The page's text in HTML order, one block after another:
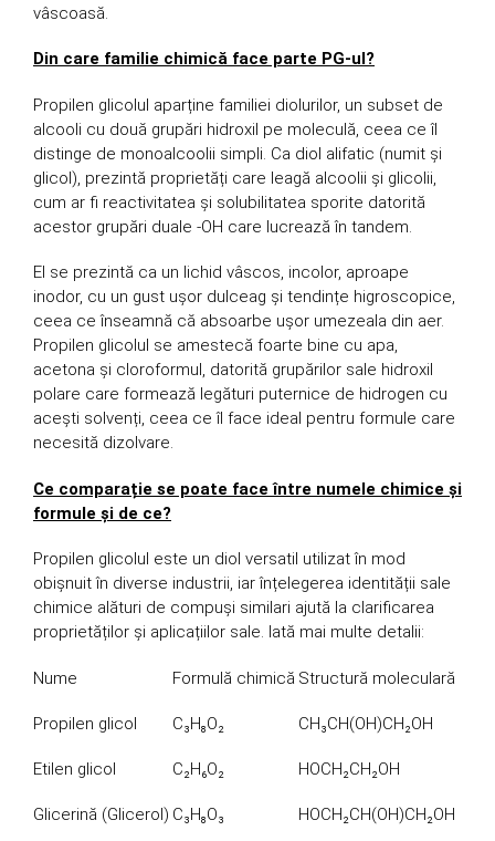
vâscoasă.
Din care familie chimică face parte PG-ul?
Propilen glicolul aparține familiei diolurilor, un subset de
alcooli cu două grupări hidroxil pe moleculă, ceea ce îl
distinge de monoalcoolii simpli. Ca diol alifatic (numit și
glicol), prezintă proprietăți care leagă alcoolii și glicolii,
cum ar fi reactivitatea și solubilitatea sporite datorită
acestor grupări duale -OH care lucrează în tandem.
El se prezintă ca un lichid vâscos, incolor, aproape
inodor, cu un gust ușor dulceag și tendințe higroscopice,
ceea ce înseamnă că absoarbe ușor umezeala din aer.
Propilen glicolul se amestecă foarte bine cu apa,
acetona și cloroformul, datorită grupărilor sale hidroxil
polare care formează legături puternice de hidrogen cu
acești solvenți, ceea ce îl face ideal pentru formule care
necesită dizolvare.
Ce comparație se poate face între numele chimice și
formule și de ce?
Propilen glicolul este un diol versatil utilizat în mod
obișnuit în diverse industrii, iar înțelegerea identității sale
chimice alături de compuși similari ajută la clarificarea
proprietăților și aplicațiilor sale. Iată mai multe detalii:
Nume Formulă chimică Structură moleculară
Propilen glicol C₃H₈O₂ CH₃CH(OH)CH₂OH
Etilen glicol C₂H₆O₂ HOCH₂CH₂OH
Glicerină (Glicerol) C₃H₈O₃ HOCH₂CH(OH)CH₂OH